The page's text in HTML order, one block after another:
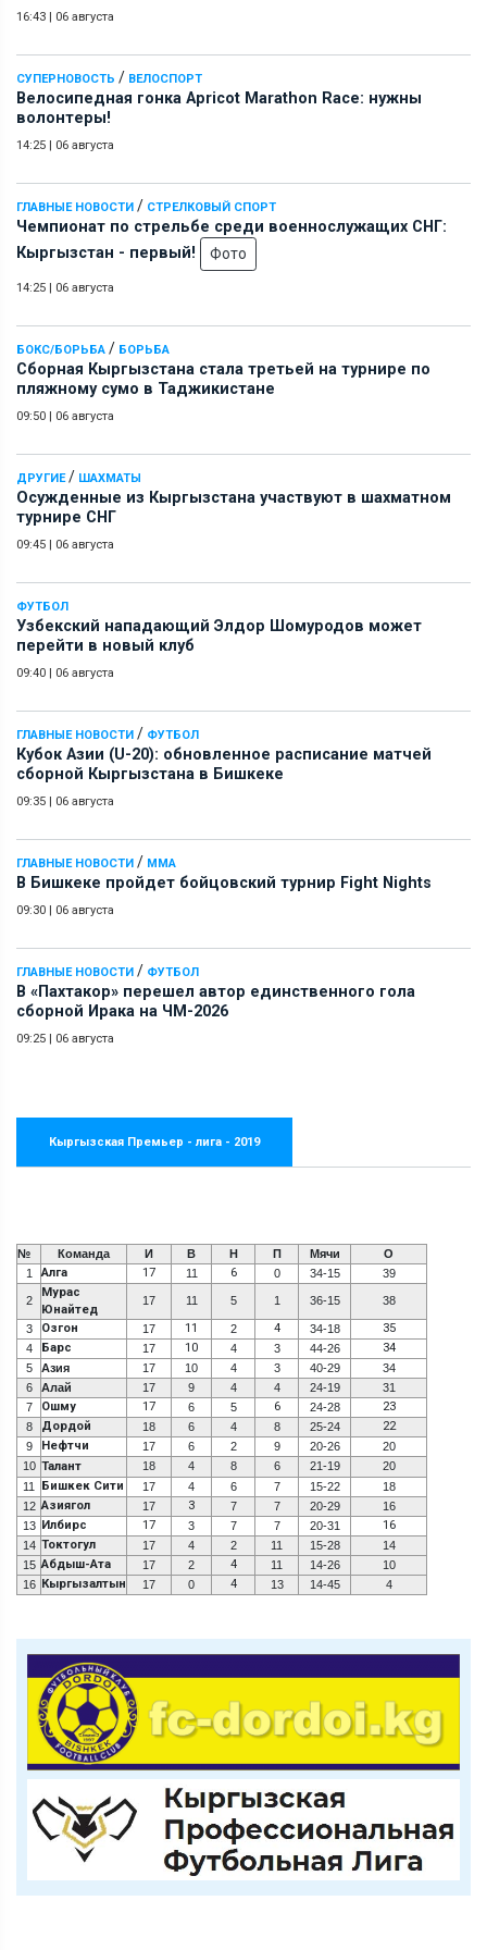
16:43 | 06 августа
СУПЕРНОВОСТЬ / ВЕЛОСПОРТ
Велосипедная гонка Apricot Marathon Race: нужны
волонтеры!
14:25 | 06 августа
ГЛАВНЫЕ НОВОСТИ / СТРЕЛКОВЫЙ СПОРТ
Чемпионат по стрельбе среди военнослужащих СНГ:
Кыргызстан - первый!
Фото
14:25 | 06 августа
БОКС/БОРЬБА / БОРЬБА
Сборная Кыргызстана стала третьей на турнире по
пляжному сумо в Таджикистане
09:50 | 06 августа
ДРУГИЕ/ ШАХМАТЫ
Осужденные из Кыргызстана участвуют в шахматном
турнире СНГ
09:45 | 06 августа
ФУТБОЛ
Узбекский нападающий Элдор Шомуродов может
перейти в новый клуб
09:40 | 06 августа
ГЛАВНЫЕ НОВОСТИ / ФУТБОЛ
Кубок Азии (U-20): обновленное расписание матчей
сборной Кыргызстана в Бишкеке
09:35 | 06 августа
ГЛАВНЫЕ НОВОСТИ / ММА
В Бишкеке пройдет бойцовский турнир Fight Nights
09:30 | 06 августа
ГЛАВНЫЕ НОВОСТИ / ФУТБОЛ
В «Пахтакор» перешел автор единственного гола
сборной Ирака на ЧМ-2026
09:25 | 06 августа
Кыргызская Премьер - лига - 2019
№ Команда И В Н П Мячи
О
1
Алга 17 11 6 0 34-15 39
2
Мурас
Юнайтед
17 11 5 1 36-15 38
3 Озгон 17 11 2 4 34-18 35
4 Барс 17 10 4 3 44-26 34
5 Азия 17 10 4 3 40-29
34
6
Алай 17 9 4 4 24-19
31
7
Ошму 17 6 5 6 24-28 23
8 Дордой 18 6 4 8 25-24 22
9 Нефтчи 17 6 2 9 20-26
20
10 Талант 18 4 8 6 21-19
20
11
Бишкек Сити 17 4 6 7 15-22
18
12 Азиягол 17 3 7 7 20-29
16
13 Илбирс 17 3 7 7 20-31 16
14 Токтогул 17 4 2 11 15-28
14
15 Абдыш-Ата 17 2 4 11 14-26
10
16 Кыргызалтын 17 0 4 13 14-45 4